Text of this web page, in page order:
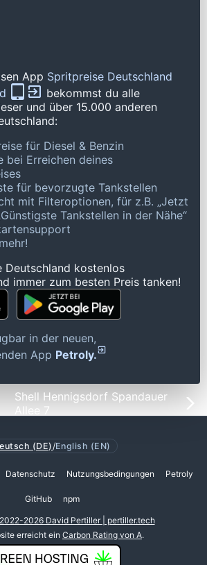
App Spritpreise Deutschland
bekommst du alle
und über 15.000 anderen
für Diesel & Benzin
bei Erreichen deines
für bevorzugte Tankstellen
mit Filteroptionen, für z.B. „Jetzt
Tankstellen in der Nähe“
kostenlos
immer zum besten Preis tanken!
in der neuen,
App Petroly.
Shell Hennigsdorf Spandauer
Allee 7
(DE) /English (EN)
Datenschutz Nutzungsbedingungen Petroly
GitHub npm
2026 David Pertiller | pertiller.tech
erreicht ein Carbon Rating von A.